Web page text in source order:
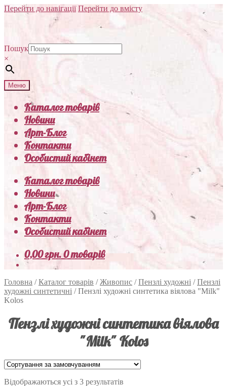
Перейти до навігації Перейти до вмісту
Пошук
×
Меню
Каталог товарів
Новини
Арт-Блог
Контакти
Особистий кабінет
Каталог товарів
Новини
Арт-Блог
Контакти
Особистий кабінет
0,00грн.0 товарів
Головна /Каталог товарів /Живопис /Пензлі художні /Пензлі
художні синтетичні /Пензлі художні синтетика віялова "Milk"
Kolos
Пензлі художні синтетика віялова
"Milk" Kolos
Відображаються усі з 3 результатів